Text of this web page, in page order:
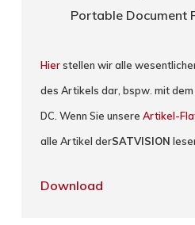
Portable Document
Hierstellen wir alle
des Artikels dar, bspw. mit
DC. Wenn Sie unsereArtikel-
alle Artikel derSATVISION
Download